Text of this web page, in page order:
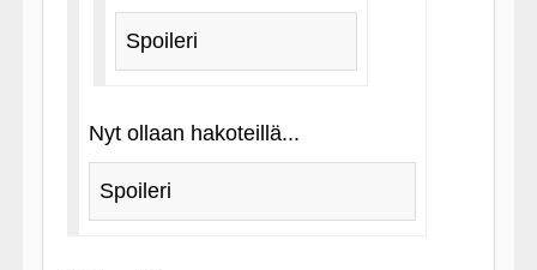
Spoileri
Nyt ollaan hakoteillä...
Spoileri